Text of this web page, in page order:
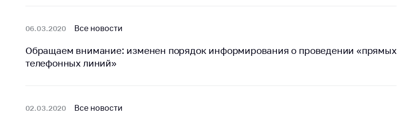
конкуренция
Торговля и услуги
Регулирование и
потребителей
назначения и
медицинскую
06.03.2020 Все новости
Обращаем внимание: изменен порядок информирования о проведении «прямых
телефонных линий»
02.03.2020 Все новости